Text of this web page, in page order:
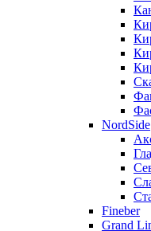
NordSide
Fineber
Grand